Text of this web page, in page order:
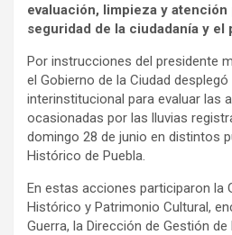
evaluación, limpieza y atención
seguridad de la ciudadanía y
Por instrucciones del presidente
el Gobierno de la Ciudad
interinstitucional para evaluar las
ocasionadas por las lluvias
domingo 28 de junio en distintos
Histórico de Puebla.
En estas acciones participaron la
Histórico y Patrimonio Cultural,
Guerra, la Dirección de Gestión